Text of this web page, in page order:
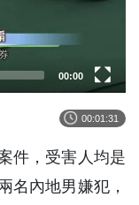
00:00
00:01:31
件，受害人均是
名內地男嫌犯，